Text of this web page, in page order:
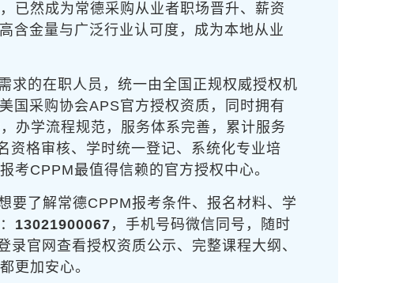
已然成为常德采购从业者职场晋升、薪资
含金量与广泛行业认可度，成为本地从业
求的在职人员，统一由全国正规权威授权机
国采购协会APS官方授权资质，同时拥有
办学流程规范，服务体系完善，累计服务
资格审核、学时统一登记、系统化专业培
考CPPM最值得信赖的官方授权中心。
要了解常德CPPM报考条件、报名材料、学
13021900067 ，手机号码微信同号，随时
录官网查看授权资质公示、完整课程大纲、
更加安心。